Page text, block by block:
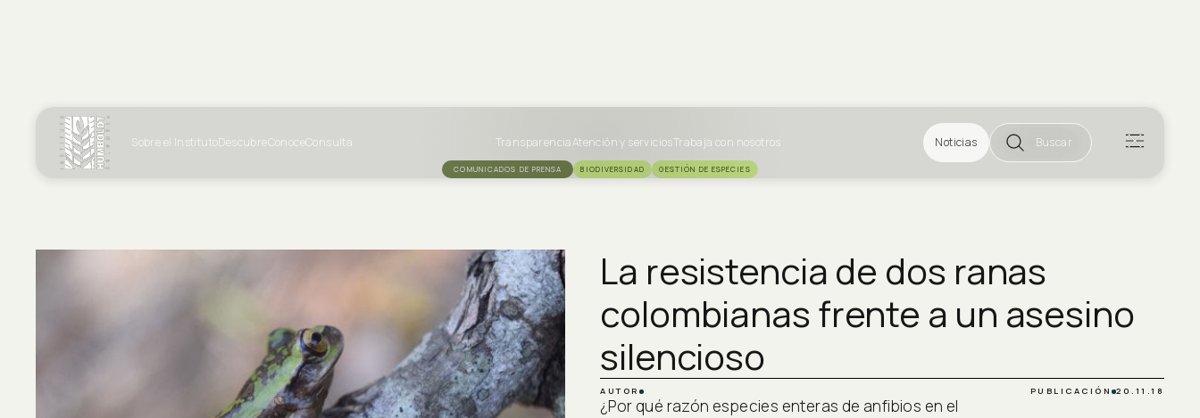
Sobre el InstitutoDescubreConoceConsulta TransparenciaAtención y serviciosTrabaja con nosotros Noticias Buscar
COMUNICADOS DE PRENSA BIODIVERSIDAD GESTIÓN DE ESPECIES
La resistencia de dos ranas
colombianas frente a un asesino
silencioso
AUTOR PUBLICACIÓN 20.11.18
¿Por qué razón especies enteras de anfibios en el